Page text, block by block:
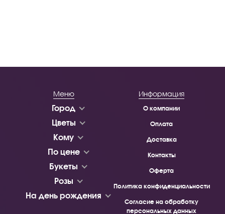
Меню
Город
Цветы
Кому
По цене
Букеты
Розы
На день рождения
Информация
О компании
Оплата
Доставка
Контакты
Оферта
Политика конфиденциальности
Согласие на обработку
персональных данных